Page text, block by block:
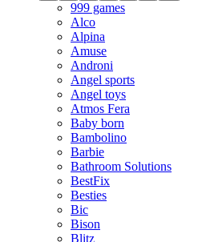
999 games
Alco
Alpina
Amuse
Androni
Angel sports
Angel toys
Atmos Fera
Baby born
Bambolino
Barbie
Bathroom Solutions
BestFix
Besties
Bic
Bison
Blitz